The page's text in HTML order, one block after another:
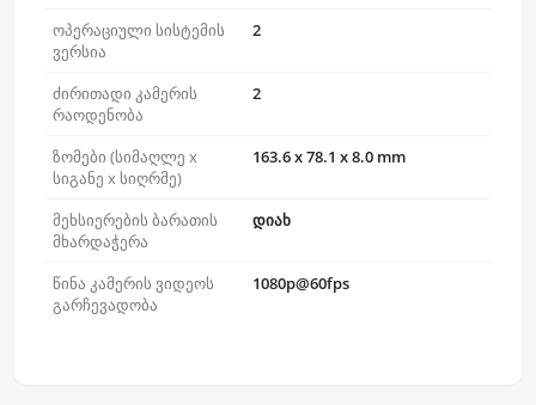
ოპერაციული სისტემის
ვერსია
2
ძირითადი კამერის
რაოდენობა
2
ზომები (სიმაღლე x
სიგანე x სიღრმე)
163.6 x 78.1 x 8.0 mm
მეხსიერების ბარათის
მხარდაჭერა
დიახ
წინა კამერის ვიდეოს
გარჩევადობა
1080p@60fps